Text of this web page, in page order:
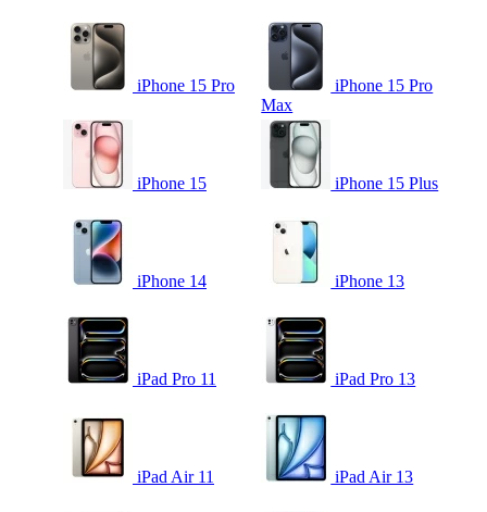
iPhone 15 Pro
iPhone 15 Pro
Max
iPhone 15 iPhone 15 Plus
iPhone 14 iPhone 13
iPad Pro 11 iPad Pro 13
iPad Air 11 iPad Air 13